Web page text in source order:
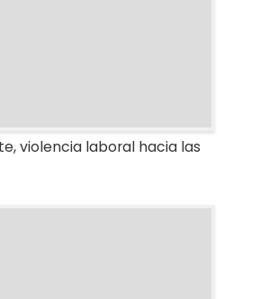
violencia laboral hacia las